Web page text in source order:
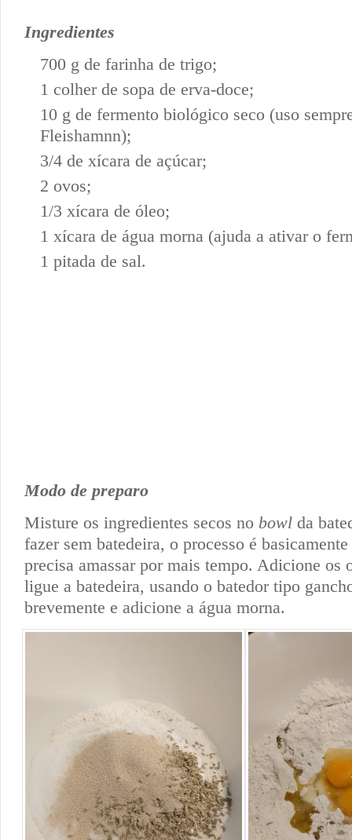
Ingredientes
700 g de farinha de trigo;
1 colher de sopa de erva-doce;
10 g de fermento biológico seco (uso
Fleishamnn);
3/4 de xícara de açúcar;
2 ovos;
1/3 xícara de óleo;
1 xícara de água morna (ajuda a ativar o
1 pitada de sal.
Modo de preparo
Misture os ingredientes secos no bowl da
fazer sem batedeira, o processo é
precisa amassar por mais tempo. Adicione os
ligue a batedeira, usando o batedor tipo
brevemente e adicione a água morna.